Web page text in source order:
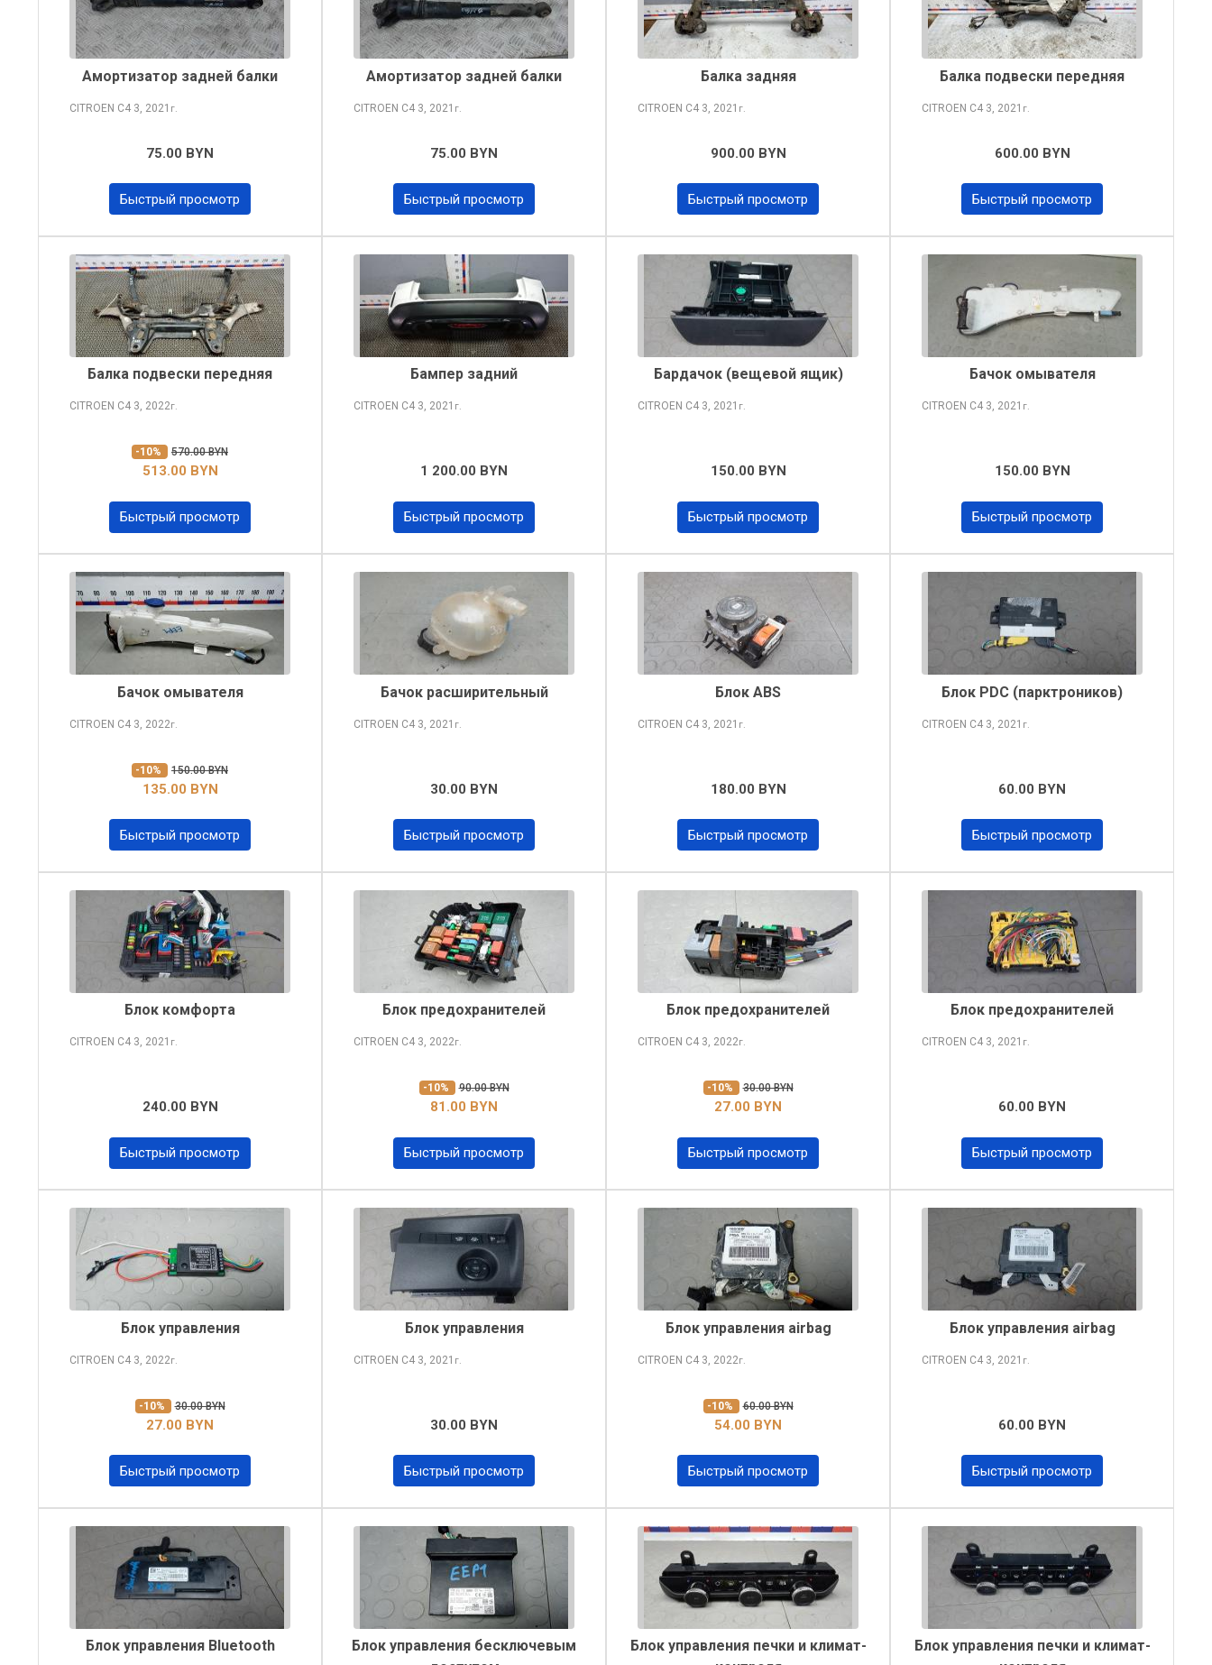
Амортизатор задней балки
CITROEN C4 3, 2021 г.
75.00 BYN
Быстрый просмотр
Амортизатор задней балки
CITROEN C4 3, 2021 г.
75.00 BYN
Быстрый просмотр
Балка задняя
CITROEN C4 3, 2021 г.
900.00 BYN
Быстрый просмотр
Балка подвески передняя
CITROEN C4 3, 2021 г.
600.00 BYN
Быстрый просмотр
Балка подвески передняя
CITROEN C4 3, 2022г.
-10% 570.00 BYN
513.00 BYN
Быстрый просмотр
Бампер задний
CITROEN C4 3, 2021 г.
1 200.00 BYN
Быстрый просмотр
Бардачок (вещевой ящик)
CITROEN C4 3, 2021 г.
150.00 BYN
Быстрый просмотр
Бачок омывателя
CITROEN C4 3, 2021 г.
150.00 BYN
Быстрый просмотр
Бачок омывателя
CITROEN C4 3, 2022г.
-10% 150.00 BYN
135.00 BYN
Быстрый просмотр
Бачок расширительный
CITROEN C4 3, 2021 г.
30.00 BYN
Быстрый просмотр
Блок ABS
CITROEN C4 3, 2021 г.
180.00 BYN
Быстрый просмотр
Блок PDC (парктроников)
CITROEN C4 3, 2021 г.
60.00 BYN
Быстрый просмотр
Блок комфорта
CITROEN C4 3, 2021 г.
240.00 BYN
Быстрый просмотр
Блок предохранителей
CITROEN C4 3, 2022г.
-10% 90.00 BYN
81.00 BYN
Быстрый просмотр
Блок предохранителей
CITROEN C4 3, 2022г.
-10% 30.00 BYN
27.00 BYN
Быстрый просмотр
Блок предохранителей
CITROEN C4 3, 2021 г.
60.00 BYN
Быстрый просмотр
Блок управления
CITROEN C4 3, 2022г.
-10% 30.00 BYN
27.00 BYN
Быстрый просмотр
Блок управления
CITROEN C4 3, 2021 г.
30.00 BYN
Быстрый просмотр
Блок управления airbag
CITROEN C4 3, 2022г.
-10% 60.00 BYN
54.00 BYN
Быстрый просмотр
Блок управления airbag
CITROEN C4 3, 2021 г.
60.00 BYN
Быстрый просмотр
Блок управления Bluetooth
Блок управления бесключевым
Блок управления печки и климат-
Блок управления печки и климат-